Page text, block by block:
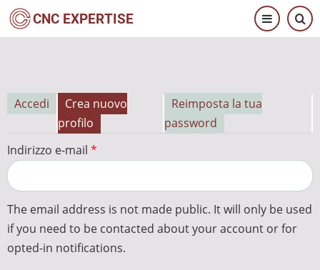
Salta
CNC EXPERTISE
Schede
primarie
Accedi
Crea nuovo
profilo
Reimposta la tua
password
Indirizzo e-mail
The email address is not made public. It will only be used
if you need to be contacted about your account or for
opted-in notifications.